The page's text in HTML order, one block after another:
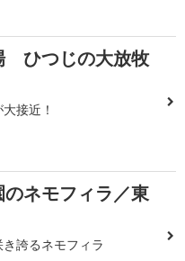
ひつじの大放牧
接近！
のネモフィラ／東
誇るネモフィラ